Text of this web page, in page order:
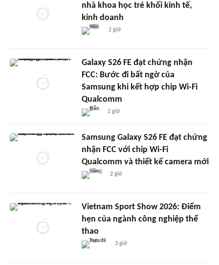
nhà khoa học trẻ khối kinh tế,
kinh doanh
2 giờ
Galaxy S26 FE đạt chứng nhận
FCC: Bước đi bất ngờ của
Samsung khi kết hợp chip Wi-Fi
Qualcomm
2 giờ
Samsung Galaxy S26 FE đạt chứng
nhận FCC với chip Wi-Fi
Qualcomm và thiết kế camera mới
2 giờ
Vietnam Sport Show 2026: Điểm
hẹn của ngành công nghiệp thể
thao
3 giờ